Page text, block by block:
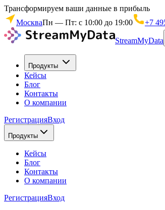
Трансформируем ваши данные в прибыль
МоскваПн — Пт: с 10:00 до 19:00 +7
StreamMyData
Продукты
Кейсы
Блог
Контакты
О компании
РегистрацияВход
Продукты
Кейсы
Блог
Контакты
О компании
РегистрацияВход